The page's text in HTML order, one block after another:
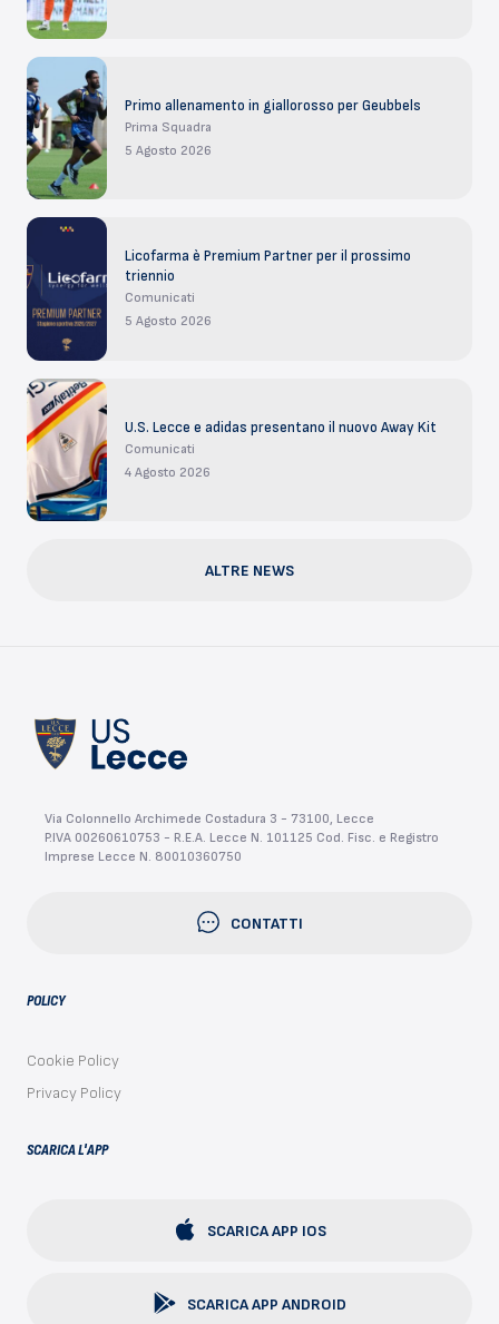
Primo allenamento in giallorosso per Geubbels
Prima Squadra
5 Agosto 2026
Licofarma è Premium Partner per il prossimo
triennio
Comunicati
5 Agosto 2026
U.S. Lecce e adidas presentano il nuovo Away Kit
Comunicati
4 Agosto 2026
ALTRE NEWS
Via Colonnello Archimede Costadura 3 - 73100, Lecce
P.IVA 00260610753 - R.E.A. Lecce N. 101125 Cod. Fisc. e Registro
Imprese Lecce N. 80010360750
CONTATTI
POLICY
Cookie Policy
Privacy Policy
SCARICA L'APP
SCARICA APP IOS
SCARICA APP ANDROID